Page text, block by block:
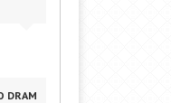
DRAM